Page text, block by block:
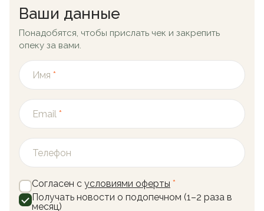
Ваши данные
Понадобятся, чтобы прислать чек и закрепить
опеку за вами.
Имя *
Email *
Телефон
Согласен с условиями оферты *
Получать новости о подопечном (1–2 раза в
месяц)